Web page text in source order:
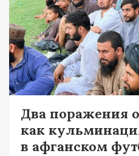
Два поражения
как
в афганском